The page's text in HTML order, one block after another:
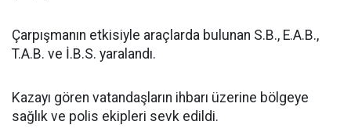
Çarpışmanın etkisiyle araçlarda bulunan S.B., E.A.B.,
T.A.B. ve İ.B.S. yaralandı.
Kazayı gören vatandaşların ihbarı üzerine bölgeye
sağlık ve polis ekipleri sevk edildi.